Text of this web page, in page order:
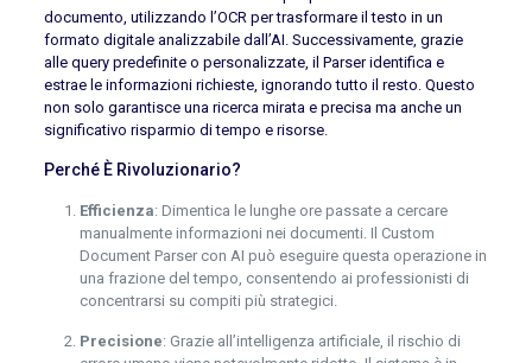
documento, utilizzando l’OCR per trasformare il testo in un
formato digitale analizzabile dall’AI. Successivamente, grazie
alle query predefinite o personalizzate, il Parser identifica e
estrae le informazioni richieste, ignorando tutto il resto. Questo
non solo garantisce una ricerca mirata e precisa ma anche un
significativo risparmio di tempo e risorse.
Perché È Rivoluzionario?
Efficienza: Dimentica le lunghe ore passate a cercare
manualmente informazioni nei documenti. Il Custom
Document Parser con AI può eseguire questa operazione in
una frazione del tempo, consentendo ai professionisti di
concentrarsi su compiti più strategici.
Precisione: Grazie all’intelligenza artificiale, il rischio di